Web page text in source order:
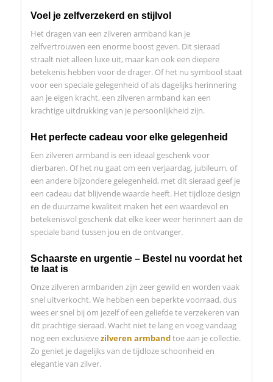
Voel je zelfverzekerd en stijlvol
Het dragen van een zilveren armband kan je
zelfvertrouwen een enorme boost geven. Dit sieraad
straalt niet alleen luxe uit, maar kan ook een diepere
betekenis hebben voor de drager. Of het nu symbool staat
voor een speciale gelegenheid of als dagelijks herinnering
aan je eigen kracht, een zilveren armband kan een
krachtige uitdrukking van je persoonlijkheid zijn.
Het perfecte cadeau voor elke gelegenheid
Een zilveren armband is een ideaal geschenk voor
dierbaren. Of het nu gaat om een verjaardag, jubileum, of
een andere bijzondere gelegenheid, met dit sieraad geef je
een cadeau dat blijvende waarde heeft. Het tijdloze design
en de duurzame kwaliteit maken het een waardevol en
betekenisvol geschenk dat elke keer weer herinnert aan de
speciale band tussen jou en de ontvanger.
Schaarste en urgentie – Bestel nu voordat het
te laat is
Onze zilveren armbanden zijn zeer gewild en worden vaak
snel uitverkocht. We hebben een beperkte voorraad, dus
wees er snel bij om jezelf of een geliefde te verzekeren van
dit prachtige sieraad. Wacht niet te lang en voeg vandaag
nog een exclusievezilveren armbandtoe aan je collectie.
Zo geniet je dagelijks van de tijdloze schoonheid en
elegantie van zilver.